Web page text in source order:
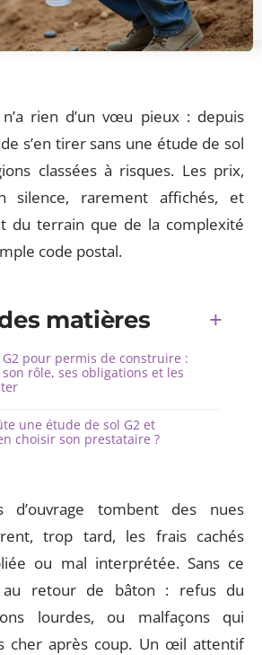
rien d’un vœu pieux : depuis
s’en tirer sans une étude de sol
classées à risques. Les prix,
silence, rarement affichés, et
du terrain que de la complexité
code postal.
matières
G2 pour permis de construire :
rôle, ses obligations et les
une étude de sol G2 et
choisir son prestataire ?
d’ouvrage tombent des nues
trop tard, les frais cachés
ou mal interprétée. Sans ce
au retour de bâton : refus du
lourdes, ou malfaçons qui
cher après coup. Un œil attentif